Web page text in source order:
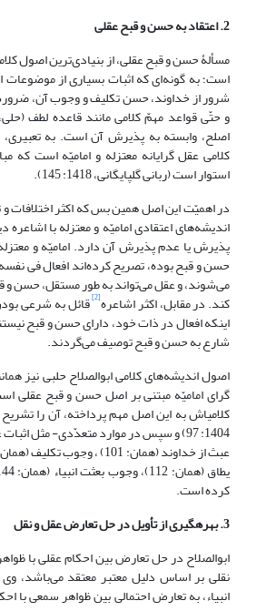
2. اعتقاد به حسن و قبح عقلی
مسألۀ حسن و قبح عقلی، از بنیادی‌ترین اصول
است؛ به گونه‌ای که اثبات بسیاری از موضوعات
شرور از خداوند، حسن تکلیف و وجوب آن،
اصلح، وابسته به پذیرش آن است. به تعبیری،
کلامی عقل گرایانه معتزله و امامیّه است که
استوار است (ربانی گلپایگانی، 1418: 145).
در اهمیّت این اصل همین بس که اکثر اختلافات
اندیشه‌های اعتقادی امامیّه و معتزله با
پذیرش یا عدم پذیرش آن دارد. امامیّه و
حسن و قبح بوده، تصریح کرده‌اند افعال فی
می‌شوند، و عقل می‌تواند به طور مستقل، حسن و
کند. در مقابل، اکثر اشاعره[2] قائل به شرعی
اینکه افعال در ذات خود، دارای حسن و قبح
شارع به حسن و قبح توصیف می‌گردند.
اصول اندیشه‌های کلامی ابوالصلاح حلبی نیز
گرای امامیّه مبتنی بر اصل حسن و قبح عقلی
کلامی‏اش به این اصل مهم پرداخته، آن‌ را
1404: 97) و سپس در موارد متعدّدی-‌ مثل
کرده است.
3. بهره‏گیری از تأویل در حل تعارض عقل و نقل
ابوالصلاح در حل تعارض بین احکام عقلی با
نقلی بر اساس دلیل معتبر معتقد می‌باشد،
انبیاء، به تعارض احتمالی بین ظواهر سمعی با